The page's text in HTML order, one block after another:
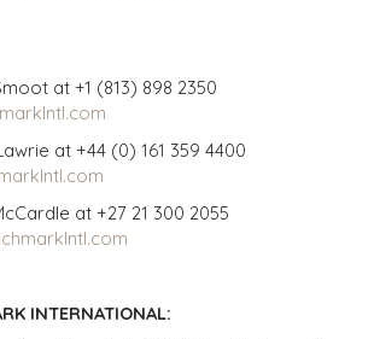
at +1 (813) 898 2350
at +44 (0) 161 359 4400
at +27 21 300 2055
INTERNATIONAL: